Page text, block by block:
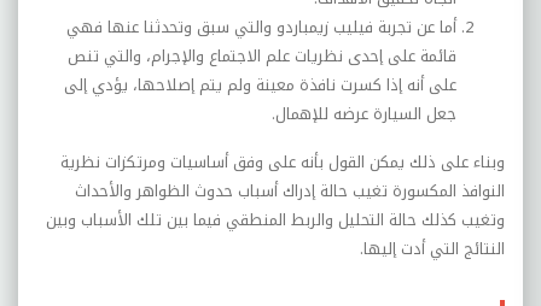
أما عن تجربة فيليب زيمباردو والتي سبق وتحدثنا عنها فهي
قائمة على إحدى نظريات علم الاجتماع والإجرام، والتي تنص
على أنه إذا كسرت نافذة معينة ولم يتم إصلاحها، يؤدي إلى
جعل السيارة عرضه للإهمال.
وبناء على ذلك يمكن القول بأنه على وفق أساسيات ومرتكزات نظرية
النوافذ المكسورة تغيب حالة إدراك أسباب حدوث الظواهر والأحداث
وتغيب كذلك حالة التحليل والربط المنطقي فيما بين تلك الأسباب وبين
النتائج التي أدت إليها.